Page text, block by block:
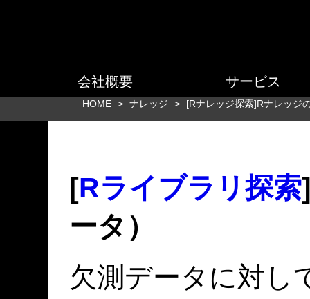
会社概要 サービス
HOME > ナレッジ > [Rナレッジ探索]Rナレッジ
[Rライブラリ探索
ータ）
欠測データに対し